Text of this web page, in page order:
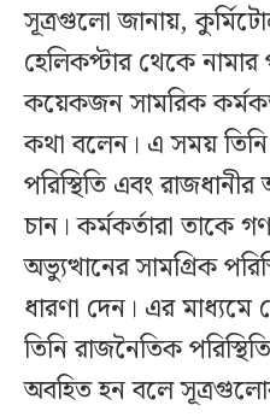
সূত্রগুলো জানায়,
হেলিকপ্টার থেকে
কয়েকজন সামরিক
কথা বলেন। এ সময়
পরিস্থিতি এবং
চান। কর্মকর্তারা
অভ্যুত্থানের সামগ্রিক
ধারণা দেন। এর মাধ্যমে
তিনি রাজনৈতিক
অবহিত হন বলে